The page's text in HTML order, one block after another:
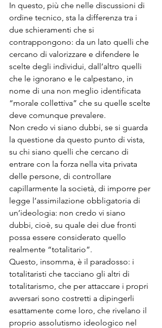
In questo, più che nelle discussioni di
ordine tecnico, sta la differenza tra i
due schieramenti che si
contrappongono: da un lato quelli che
cercano di valorizzare e difendere le
scelte degli individui, dall’altro quelli
che le ignorano e le calpestano, in
nome di una non meglio identificata
“morale collettiva” che su quelle scelte
deve comunque prevalere.
Non credo vi siano dubbi, se si guarda
la questione da questo punto di vista,
su chi siano quelli che cercano di
entrare con la forza nella vita privata
delle persone, di controllare
capillarmente la società, di imporre per
legge l’assimilazione obbligatoria di
un’ideologia: non credo vi siano
dubbi, cioè, su quale dei due fronti
possa essere considerato quello
realmente “totalitario”.
Questo, insomma, è il paradosso: i
totalitaristi che tacciano gli altri di
totalitarismo, che per attaccare i propri
avversari sono costretti a dipingerli
esattamente come loro, che rivelano il
proprio assolutismo ideologico nel